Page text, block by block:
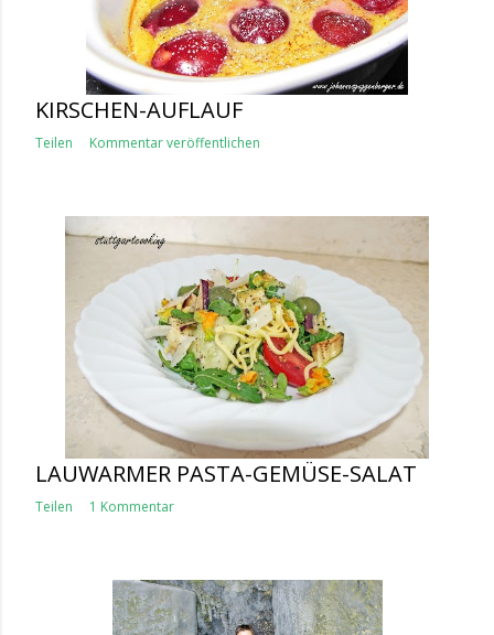
KIRSCHEN-AUFLAUF
Teilen Kommentar veröffentlichen
LAUWARMER PASTA-GEMÜSE-SALAT
Teilen 1 Kommentar